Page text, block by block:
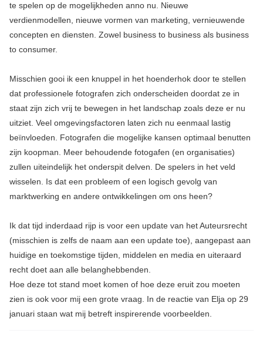
te spelen op de mogelijkheden anno nu. Nieuwe
verdienmodellen, nieuwe vormen van marketing, vernieuwende
concepten en diensten. Zowel business to business als business
to consumer.
Misschien gooi ik een knuppel in het hoenderhok door te stellen
dat professionele fotografen zich onderscheiden doordat ze in
staat zijn zich vrij te bewegen in het landschap zoals deze er nu
uitziet. Veel omgevingsfactoren laten zich nu eenmaal lastig
beïnvloeden. Fotografen die mogelijke kansen optimaal benutten
zijn koopman. Meer behoudende fotogafen (en organisaties)
zullen uiteindelijk het onderspit delven. De spelers in het veld
wisselen. Is dat een probleem of een logisch gevolg van
marktwerking en andere ontwikkelingen om ons heen?
Ik dat tijd inderdaad rijp is voor een update van het Auteursrecht
(misschien is zelfs de naam aan een update toe), aangepast aan
huidige en toekomstige tijden, middelen en media en uiteraard
recht doet aan alle belanghebbenden.
Hoe deze tot stand moet komen of hoe deze eruit zou moeten
zien is ook voor mij een grote vraag. In de reactie van Elja op 29
januari staan wat mij betreft inspirerende voorbeelden.